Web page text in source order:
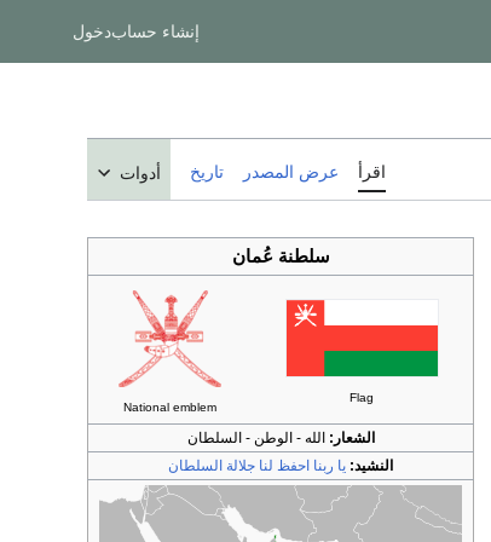
إنشاء حسابدخول
اقرأ عرض المصدر تاريخ أدوات
سلطنة عُمان
Flag
National emblem
الشعار: الله - الوطن - السلطان
النشيد: يا ربنا احفظ لنا جلالة السلطان